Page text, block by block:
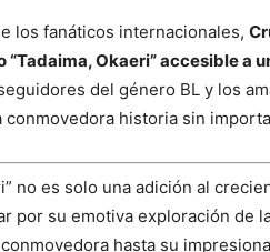
los fanáticos internacionales,
“Tadaima, Okaeri” accesible a
del género BL y los
conmovedora historia sin
no es solo una adición al
por su emotiva exploración de
hasta su